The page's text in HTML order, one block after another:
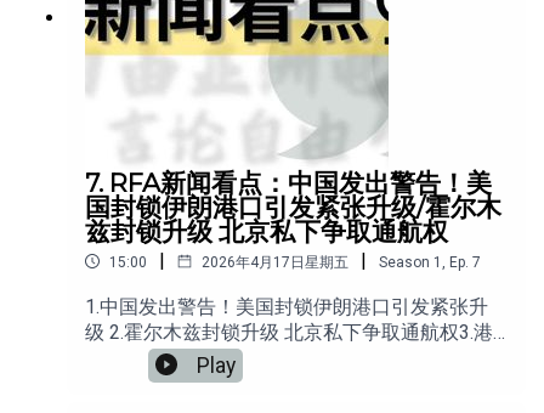
7. RFA新闻看点：中国发出警告！美
国封锁伊朗港口引发紧张升级/霍尔木
兹封锁升级 北京私下争取通航权
15:00 | 2026年4月17日星期五 | Season 1 Ep. 7
1.中国发出警告！美国封锁伊朗港口引发紧张升
级 2.霍尔木兹封锁升级 北京私下争取通航权3.港
口国权力的边界：监管还是工具？4.中国将财产来
源不明罪门槛 由30万调整至300万5.微信推方言
Play